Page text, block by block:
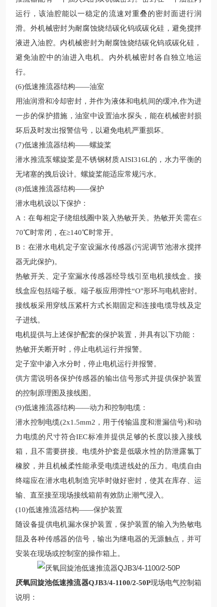
运行，该油腔能以一稳定的流速对重叠的密封面进行润
滑。外机械密封为耐腐蚀烧结碳化钨或碳化硅，避免搅拌
液进入油腔。内机械密封为耐腐蚀烧结碳化钨或碳化硅，
避免油腔中的油进入电机。内外机械密封各自独立地运
行。
(6)低速推流器结构——油室
用油润滑和冷却密封，并作为液体和电机间的缓冲,作为进
一步的保护措施，油室中设置油水探头，能在机械密封损
坏后及时发出报警信号，以避免电机严重损坏。
(7)低速推流器结构——螺旋桨
潜水推流泵螺旋桨是不锈钢材质AISI316L的，水力平衡的
无堵塞的拽后设计。螺旋桨能适应常规污水。
(8)低速推流器结构——保护
潜水电机设以下保护：
A：在每相定子绕组线圈中装入热敏开关。热敏开关需在≤
70℃时常闭，在≥140℃时常开。
B：在潜水电机定子室设漏水传感器(污泥调节池潜水搅拌
器无此保护)。
热敏开关、定子室漏水传感器经导线引至电机接线盒。接
线盒应包括端子板。端子板应用弹性“O"形环与电机密封。
接线板采用穿线压紧杆方式长期固定和连接电缆导线及定
子进线。
电机提供与上述保护配套的保护装置，并具有以下功能：
热敏开关断开时，停止电机运行并报警。
定子室中渗入水分时，停止电机运行并报警。
供方需说明各保护传感器的输出信号形式并提供保护装置
的控制原理图及接线图。
(9)低速推流器结构——动力和控制电缆：
潜水控制电缆(2x1.5mm2，用于传输温度和泄漏信号)和动
力电缆的尺寸符合IEC标准并提供足够的长度以接入接线
箱，且不需要拼接。电缆外护套是低吸水性的防泄露氯丁
橡胶，并且机械柔性能承受电缆进线处的压力。电缆自由
终端应在潜水电机制造完毕时做好密封，使其在库存、运
输、直至接至现场接线箱前有效防止潮气浸入。
(10)低速推流器结构——保护装置
随设备提供电机漏水保护装置，保护装置的输入为热敏电
阻及各种传感器的信号，输出为继电器的无源触点，并可
安装在现场或控制室的操作箱上。
厌氧回旋池低速推流器QJB3/4-1100/2-50P现场电气控制箱
说明：